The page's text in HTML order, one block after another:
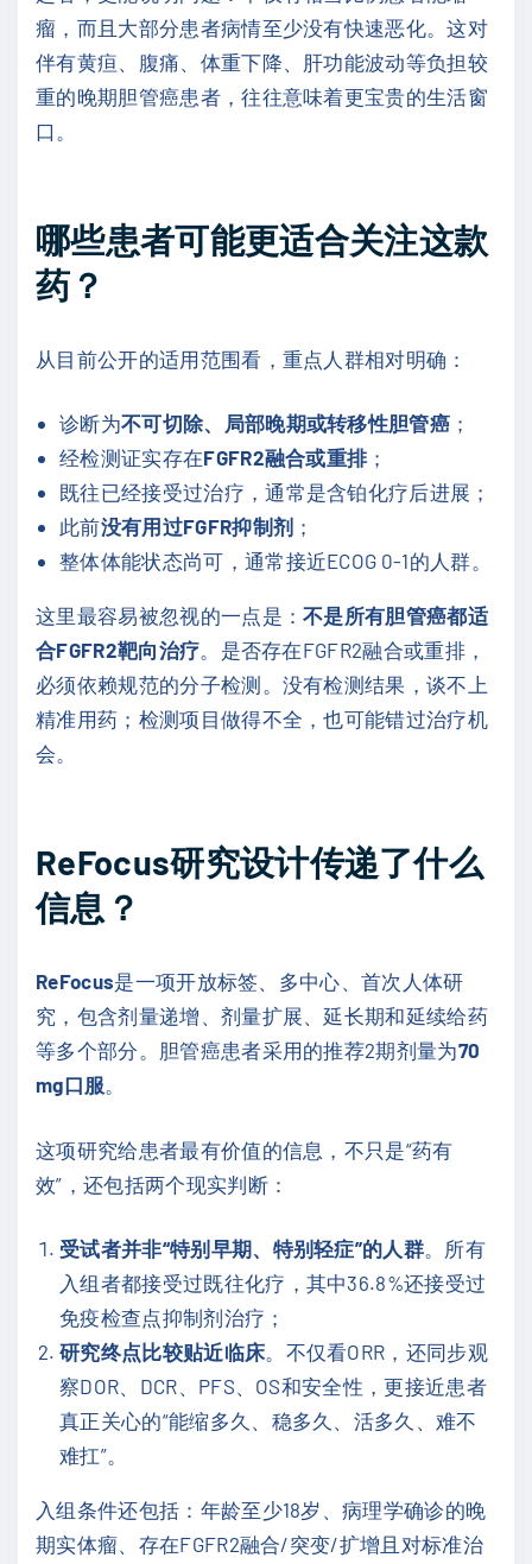
瘤，而且大部分患者病情至少没有快速恶化。这对
伴有黄疸、腹痛、体重下降、肝功能波动等负担较
重的晚期胆管癌患者，往往意味着更宝贵的生活窗
口。
哪些患者可能更适合关注这款
药？
从目前公开的适用范围看，重点人群相对明确：
诊断为不可切除、局部晚期或转移性胆管癌 ；
经检测证实存在FGFR2融合或重排；
既往已经接受过治疗，通常是含铂化疗后进展；
此前没有用过FGFR抑制剂 ；
整体体能状态尚可，通常接近ECOG 0-1的人群。
这里最容易被忽视的一点是：不是所有胆管癌都适
合FGFR2靶向治疗。是否存在FGFR2融合或重排，
必须依赖规范的分子检测。没有检测结果，谈不上
精准用药；检测项目做得不全，也可能错过治疗机
会。
ReFocus研究设计传递了什么
信息？
ReFocus是一项开放标签、多中心、首次人体研
究，包含剂量递增、剂量扩展、延长期和延续给药
等多个部分。胆管癌患者采用的推荐2期剂量为70
mg口服。
这项研究给患者最有价值的信息，不只是“药有
效”，还包括两个现实判断：
受试者并非“特别早期、特别轻症”的人群。所有
入组者都接受过既往化疗，其中36.8%还接受过
免疫检查点抑制剂治疗；
研究终点比较贴近临床。不仅看ORR，还同步观
察DOR、DCR、PFS、OS和安全性，更接近患者
真正关心的“能缩多久、稳多久、活多久、难不
难扛”。
入组条件还包括：年龄至少18岁、病理学确诊的晚
期实体瘤、存在FGFR2融合/突变/扩增且对标准治